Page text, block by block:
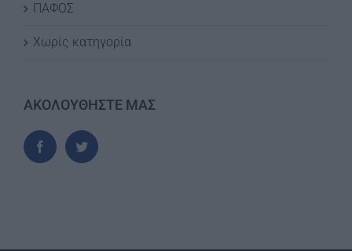
ΠΑΦΟΣ
Χωρίς κατηγορία
ΑΚΟΛΟΥΘΗΣΤΕ ΜΑΣ